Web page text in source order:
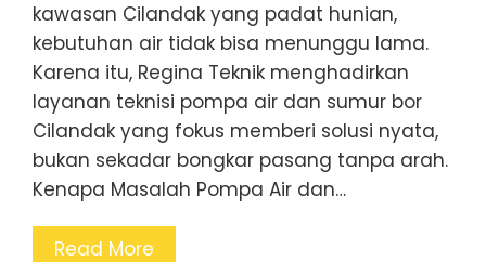
kawasan Cilandak yang padat hunian,
kebutuhan air tidak bisa menunggu lama.
Karena itu, Regina Teknik menghadirkan
layanan teknisi pompa air dan sumur bor
Cilandak yang fokus memberi solusi nyata,
bukan sekadar bongkar pasang tanpa arah.
Kenapa Masalah Pompa Air dan…
Read More